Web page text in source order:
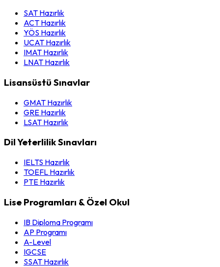
SAT Hazırlık
ACT Hazırlık
YÖS Hazırlık
UCAT Hazırlık
IMAT Hazırlık
LNAT Hazırlık
Lisansüstü Sınavlar
GMAT Hazırlık
GRE Hazırlık
LSAT Hazırlık
Dil Yeterlilik Sınavları
IELTS Hazırlık
TOEFL Hazırlık
PTE Hazırlık
Lise Programları & Özel Okul
IB Diploma Programı
AP Programı
A-Level
IGCSE
SSAT Hazırlık